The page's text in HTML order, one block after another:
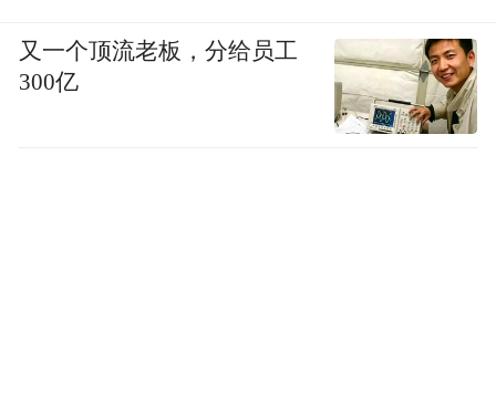
又一个顶流老板，分给员工
300亿